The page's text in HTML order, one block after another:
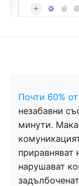
Почти 60%
незабавни
минути.
приравняват
нарушават